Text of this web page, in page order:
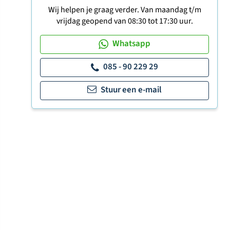
Wij helpen je graag verder. Van maandag t/m
vrijdag geopend van 08:30 tot 17:30 uur.
Whatsapp
085 - 90 229 29
Stuur een e-mail